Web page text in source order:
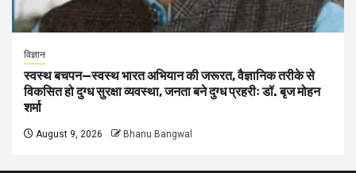
विज्ञान
स्वस्थ बचपन—स्वस्थ भारत अभियान की जरूरत, वैज्ञानिक तरीके से
विकसित हो दुग्ध सुरक्षा व्यवस्था, जनता बने दुग्ध प्रहरीः डॉ. बृज मोहन
शर्मा
August 9, 2026 Bhanu Bangwal